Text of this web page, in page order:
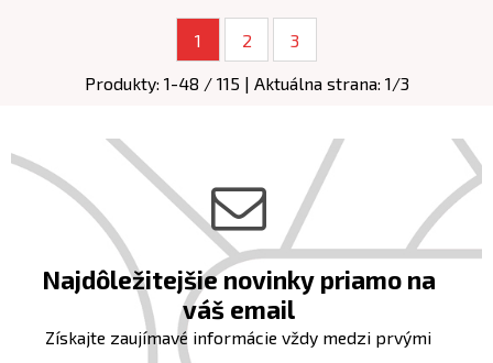
1 2 3
Produkty: 1-48 / 115 | Aktuálna strana: 1/3
Najdôležitejšie novinky priamo na
váš email
Získajte zaujímavé informácie vždy medzi prvými